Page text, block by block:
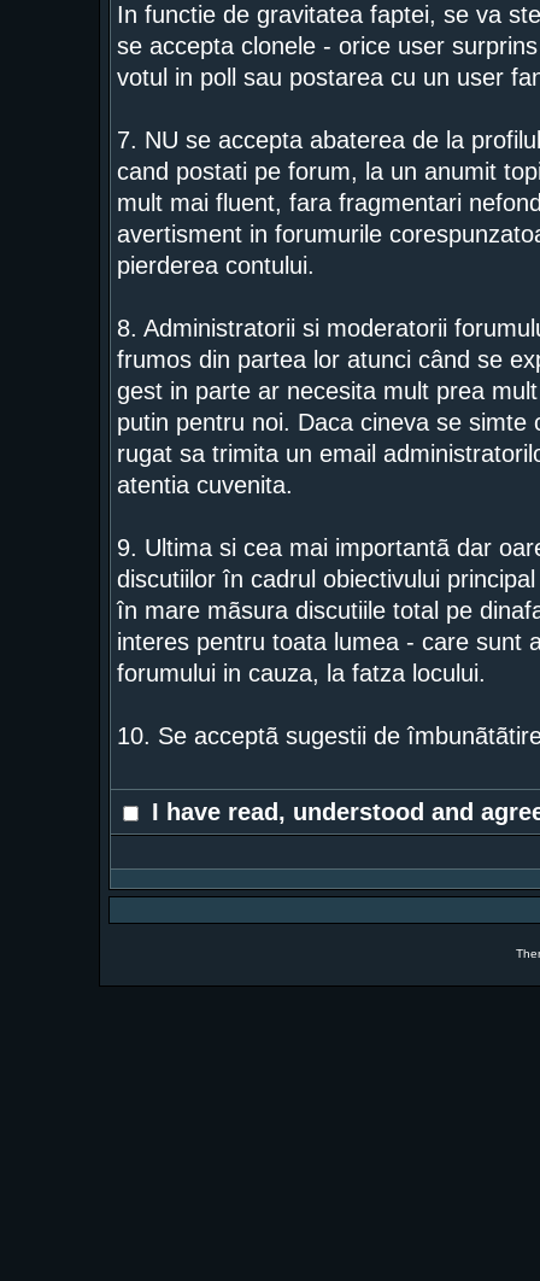
In functie de gravitatea faptei, se va
se accepta clonele - orice user
votul in poll sau postarea cu un user
7. NU se accepta abaterea de la
cand postati pe forum, la un anumit
mult mai fluent, fara fragmentari
avertisment in forumurile
pierderea contului.
8. Administratorii si moderatorii
frumos din partea lor atunci când se
gest in parte ar necesita mult prea
putin pentru noi. Daca cineva se
rugat sa trimita un email
atentia cuvenita.
9. Ultima si cea mai importantã dar
discutiilor în cadrul obiectivului
în mare mãsura discutiile total pe
interes pentru toata lumea - care sunt
forumului in cauza, la fatza locului.
10. Se acceptã sugestii de
I have read, understood and